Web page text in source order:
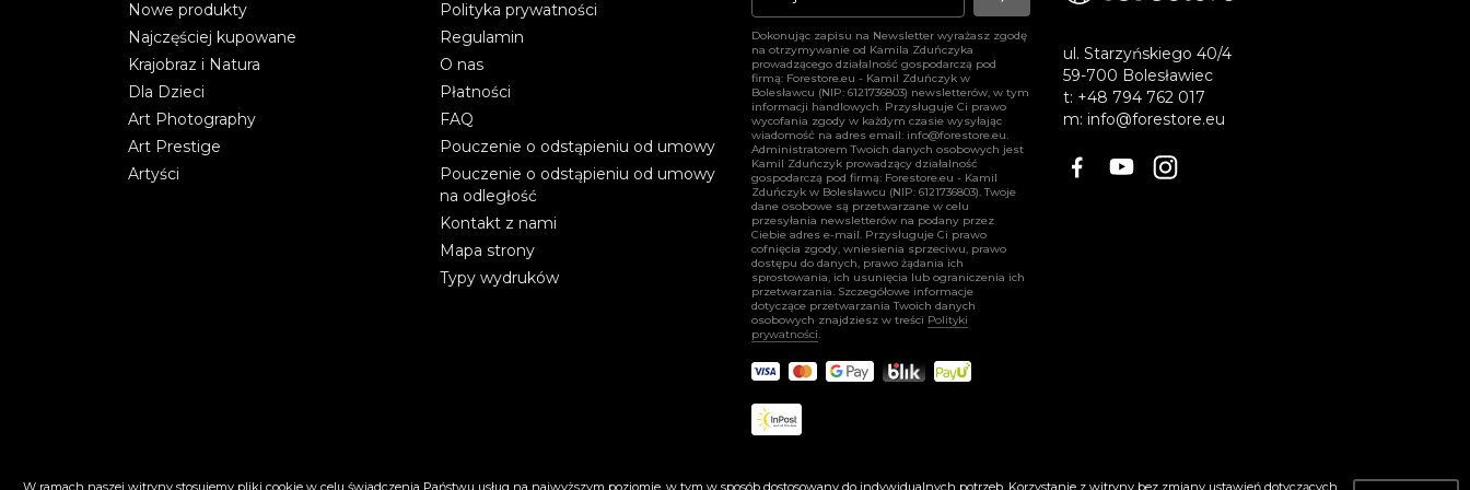
Nowe produkty
Najczęściej kupowane
Krajobraz i Natura
Dla Dzieci
Art Photography
Art Prestige
Artyści
Polityka prywatności
Regulamin
O nas
Płatności
FAQ
Pouczenie o odstąpieniu od umowy
Pouczenie o odstąpieniu od umowy
na odległość
Kontakt z nami
Mapa strony
Typy wydruków
Dokonując zapisu na Newsletter wyrażasz zgodę
na otrzymywanie od Kamila Zduńczyka
prowadzącego działalność gospodarczą pod
firmą: Forestore.eu - Kamil Zduńczyk w
Bolesławcu (NIP: 6121736803) newsletterów, w tym
informacji handlowych. Przysługuje Ci prawo
wycofania zgody w każdym czasie wysyłając
wiadomość na adres email: info@forestore.eu.
Administratorem Twoich danych osobowych jest
Kamil Zduńczyk prowadzący działalność
gospodarczą pod firmą: Forestore.eu - Kamil
Zduńczyk w Bolesławcu (NIP: 6121736803). Twoje
dane osobowe są przetwarzane w celu
przesyłania newsletterów na podany przez
Ciebie adres e-mail. Przysługuje Ci prawo
cofnięcia zgody, wniesienia sprzeciwu, prawo
dostępu do danych, prawo żądania ich
sprostowania, ich usunięcia lub ograniczenia ich
przetwarzania. Szczegółowe informacje
dotyczące przetwarzania Twoich danych
osobowych znajdziesz w treści Polityki
prywatności.
ul. Starzyńskiego 40/4
59-700 Bolesławiec
t: +48 794 762 017
m: info@forestore.eu
FacebookYouTube
W ramach naszej witryny stosujemy pliki cookie w celu świadczenia Państwu usług na najwyższym poziomie, w tym w sposób dostosowany do indywidualnych potrzeb. Korzystanie z witryny bez zmiany ustawień dotyczących
© 2023 All rights reserved - forestore.eu